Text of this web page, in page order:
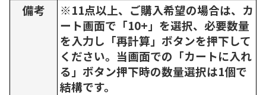
備考
※11点以上、ご購入希望の場合は、カ
ート画面で「10+」を選択、必要数量
を入力し「再計算」ボタンを押下して
ください。当画面での「カートに入れ
る」ボタン押下時の数量選択は1個で
結構です。